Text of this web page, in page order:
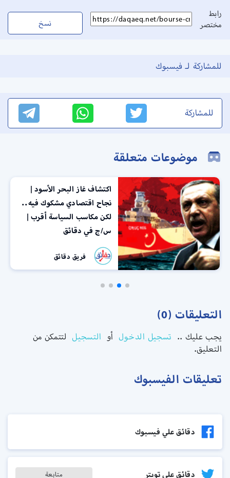
رابط
مختصر
نسخ
للمشاركة لـ فيسبوك
للمشاركة
موضوعات متعلقة
اكتشاف غاز البحر الأسود |
نجاح اقتصادي مشكوك فيه..
لكن مكاسب السياسة أقرب |
س/ج في دقائق
فريق دقائق
التعليقات (0)
يجب عليك .. تسجيل الدخول أو التسجيل لتتمكن من
التعليق.
تعليقات الفيسبوك
دقائق علي فيسبوك
دقائق على تويتر متابعة